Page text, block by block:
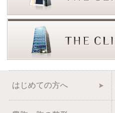
はじめての方へ